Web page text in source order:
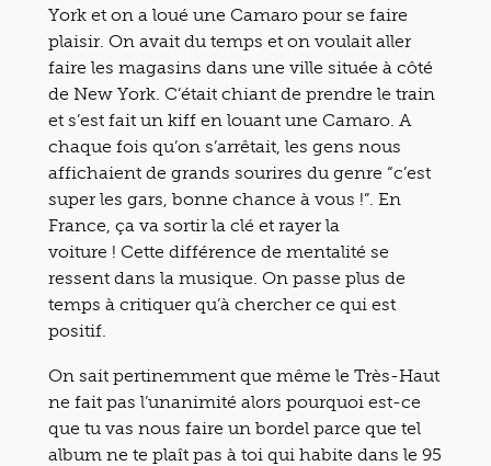
York et on a loué une Camaro pour se faire
plaisir. On avait du temps et on voulait aller
faire les magasins dans une ville située à côté
de New York. C’était chiant de prendre le train
et s’est fait un kiff en louant une Camaro. A
chaque fois qu’on s’arrêtait, les gens nous
affichaient de grands sourires du genre “c’est
super les gars, bonne chance à vous !”. En
France, ça va sortir la clé et rayer la
voiture ! Cette différence de mentalité se
ressent dans la musique. On passe plus de
temps à critiquer qu’à chercher ce qui est
positif.
On sait pertinemment que même le Très-Haut
ne fait pas l’unanimité alors pourquoi est-ce
que tu vas nous faire un bordel parce que tel
album ne te plaît pas à toi qui habite dans le 95